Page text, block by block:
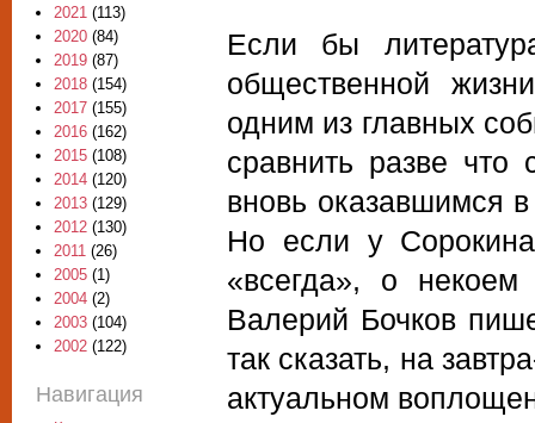
Если бы
общественной
одним из главных
сравнить разве
вновь оказавшимся
Но если у
«всегда», о некоем
Валерий Бочков
так сказать, на
актуальном
2021 (113)
2020 (84)
2019 (87)
2018 (154)
2017 (155)
2016 (162)
2015 (108)
2014 (120)
2013 (129)
2012 (130)
2011 (26)
2005 (1)
2004 (2)
2003 (104)
2002 (122)
Навигация